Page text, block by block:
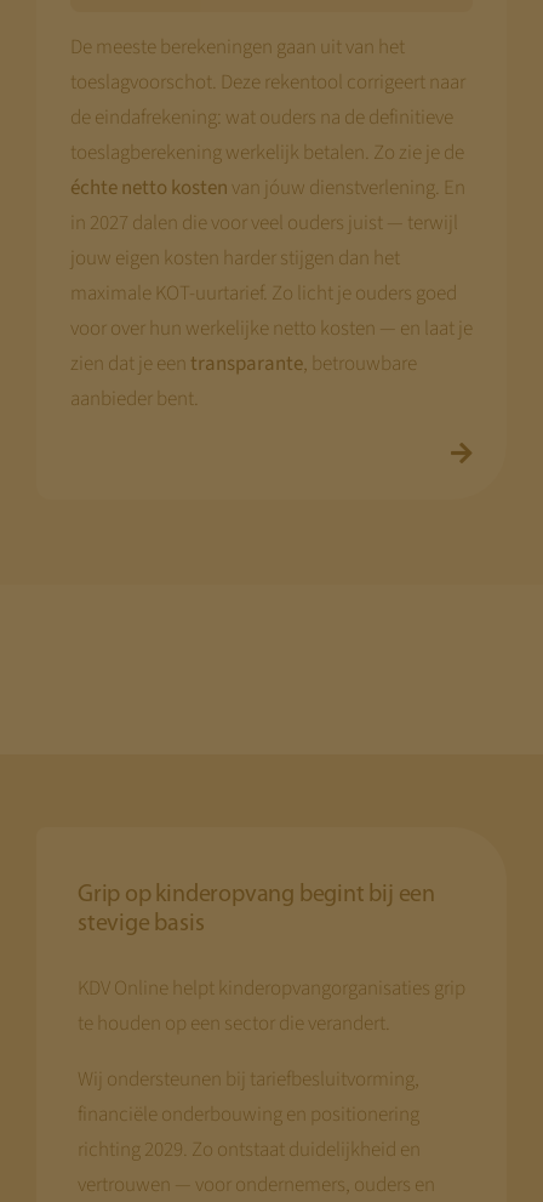
De meeste berekeningen gaan uit van het
toeslagvoorschot. Deze rekentool corrigeert naar
de eindafrekening: wat ouders na de definitieve
toeslagberekening werkelijk betalen. Zo zie je de
échte netto kostenvan jóuw dienstverlening. En
in 2027 dalen die voor veel ouders juist — terwijl
jouw eigen kosten harder stijgen dan het
maximale KOT-uurtarief. Zo licht je ouders goed
voor over hun werkelijke netto kosten — en laat je
zien dat je eentransparante, betrouwbare
aanbieder bent.
Grip op kinderopvang begint bij een
stevige basis
KDV Online helpt kinderopvangorganisaties grip
te houden op een sector die verandert.
Wij ondersteunen bij tariefbesluitvorming,
financiële onderbouwing en positionering
richting 2029. Zo ontstaat duidelijkheid en
vertrouwen — voor ondernemers, ouders en